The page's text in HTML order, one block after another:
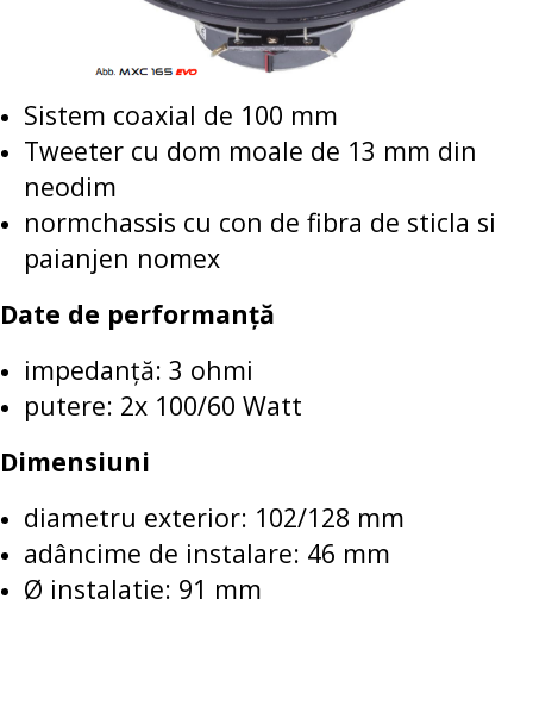
Sistem coaxial de 100 mm
Tweeter cu dom moale de 13 mm din
neodim
normchassis cu con de fibra de sticla si
paianjen nomex
Date de performanță
impedanță: 3 ohmi
putere: 2x 100/60 Watt
Dimensiuni
diametru exterior: 102/128 mm
adâncime de instalare: 46 mm
Ø instalatie: 91 mm